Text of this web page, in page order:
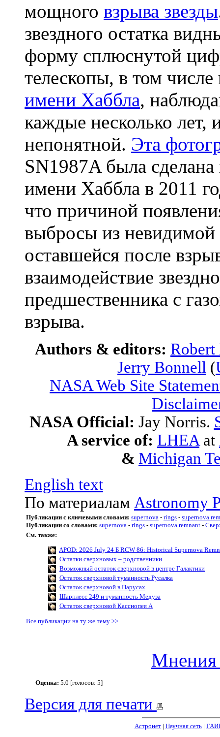
мощного взрыва звезды
звездного остатка
форму сплюснутой
телескопы, в том
имени Хаббла,
каждые несколько лет,
непонятной. Эта
SN1987A была
имени Хаббла в 2011
что причиной
выбросы из невидимой
оставшейся после
взаимодействие
предшественника с
взрыва.
Authors & editors:
Jerry Bonnell (
NASA Web Site
NASA Official: Jay Norris.
A service of: LHEA at
& Michigan
English text
По материалам Astronomy
Публикации с ключевыми словами: supernova - rings - supernova
Публикации со словами: supernova - rings - supernova remnant -
См. также:
APOD: 2026 July 24 Б RCW 86: Historical Supernova
Остатки сверхновых – родственники
Возможный остаток сверхновой в центре Галактики
Остаток сверхновой туманность Русалка
Остаток сверхновой в Парусах
Шарплесс 249 и туманность Медуза
Остаток сверхновой Кассиопея А
Все публикации на ту же тему >>
Мнения
Оценка: 5.0 [голосов: 5]
Версия для печати
Астронет| Научная сеть|